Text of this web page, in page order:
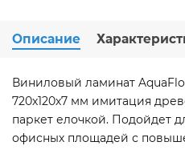
Описание
Виниловый ламинат
720х120х7 мм имитация
паркет елочкой. Подойдет
офисных площадей с